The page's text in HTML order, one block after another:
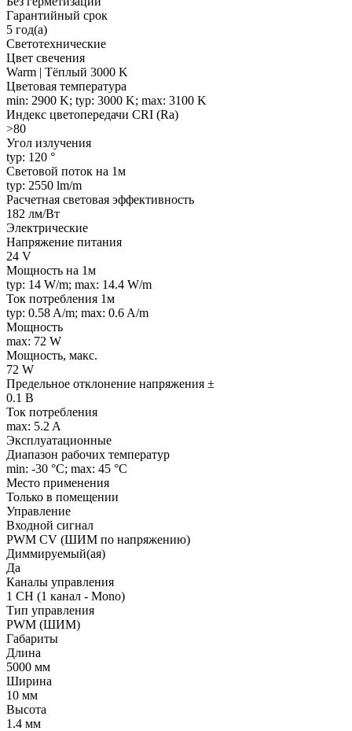
Гарантийный срок
5 год(а)
Светотехнические
Цвет свечения
Warm | Тёплый 3000 K
Цветовая температура
min: 2900 K; typ: 3000 K; max: 3100 K
Индекс цветопередачи CRI (Ra)
>80
Угол излучения
typ: 120 °
Световой поток на 1м
typ: 2550 lm/m
Расчетная световая эффективность
182 лм/Вт
Электрические
Напряжение питания
24 V
Мощность на 1м
typ: 14 W/m; max: 14.4 W/m
Ток потребления 1м
typ: 0.58 A/m; max: 0.6 A/m
Мощность
max: 72 W
Мощность, макс.
72 W
Предельное отклонение напряжения ±
0.1 В
Ток потребления
max: 5.2 A
Эксплуатационные
Диапазон рабочих температур
min: -30 °C; max: 45 °C
Место применения
Только в помещении
Управление
Входной сигнал
PWM СV (ШИМ по напряжению)
Диммируемый(ая)
Да
Каналы управления
1 CH (1 канал - Mono)
Тип управления
PWM (ШИМ)
Габариты
Длина
5000 мм
Ширина
10 мм
Высота
1.4 мм